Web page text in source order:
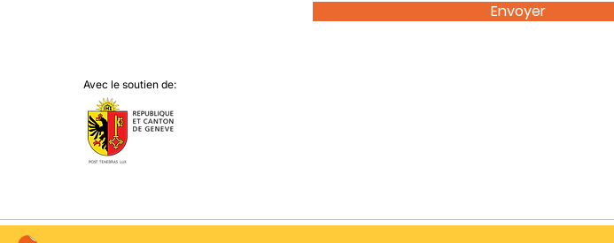
Avec le soutien de:
Envoyer